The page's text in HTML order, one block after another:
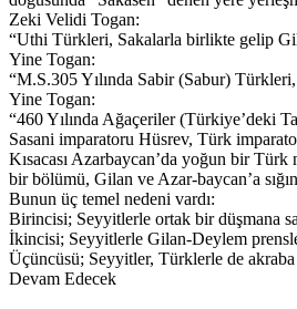
Zeki Velidi Togan:
“Uthi Türkleri, Sakalarla birlikte gelip
Yine Togan:
“M.S.305 Yılında Sabir (Sabur)
Yine Togan:
“460 Yılında Ağaçeriler (Türkiye’deki
Sasani imparatoru Hüsrev, Türk
Kısacası Azarbaycan’da yoğun bir
bir bölümü, Gilan ve Azar-baycan’a
Bunun üç temel nedeni vardı:
Birincisi; Seyyitlerle ortak bir düşmana
İkincisi; Seyyitlerle Gilan-Deylem
Üçüncüsü; Seyyitler, Türklerle de
Devam Edecek